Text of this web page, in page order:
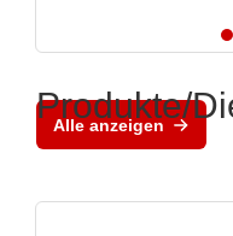
Alle anzeigen
Produkte/